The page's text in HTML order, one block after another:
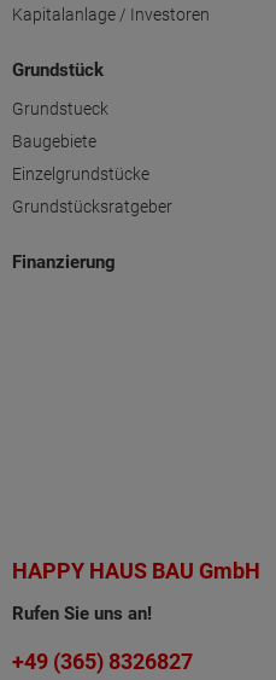
Kapitalanlage / Investoren
Grundstück
Grundstueck
Baugebiete
Einzelgrundstücke
Grundstücksratgeber
Finanzierung
HAPPY HAUS BAU GmbH
Rufen Sie uns an!
+49 (365) 8326827